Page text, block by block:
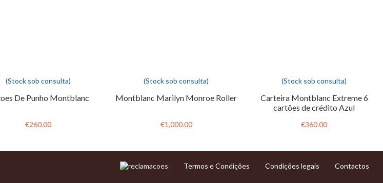
(Stock sob consulta)
De Punho Montblanc
€260.00
(Stock sob consulta)
Montblanc Marilyn Monroe Roller
€1,000.00
(Stock sob consulta)
Carteira Montblanc Extreme 6
cartões de crédito Azul
€360.00
Termos e Condições Condições legais Contactos